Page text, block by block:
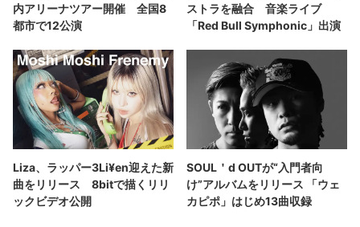
内アリーナツアー開催 全国8
都市で12公演
ストラを融合 音楽ライブ
「Red Bull Symphonic」出演
Liza、ラッパー3Li¥en迎えた新
曲をリリース 8bitで描くリリ
ックビデオ公開
SOUL＇d OUTが“入門者向
け”アルバムをリリース 「ウェ
カピポ」はじめ13曲収録